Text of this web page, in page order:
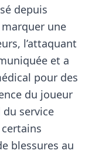
depuis
une
l’attaquant
et a
pour des
du joueur
du service
blessures au